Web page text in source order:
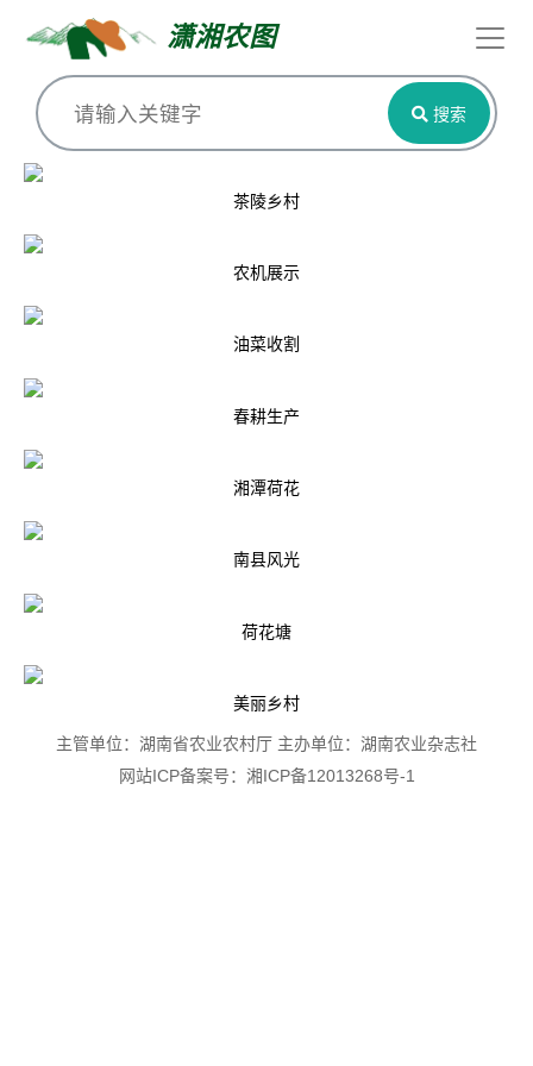
潇湘农图
搜索
茶陵乡村
农机展示
油菜收割
春耕生产
湘潭荷花
南县风光
荷花塘
美丽乡村
主管单位：湖南省农业农村厅 主办单位：湖南农业杂志社
网站ICP备案号：湘ICP备12013268号-1